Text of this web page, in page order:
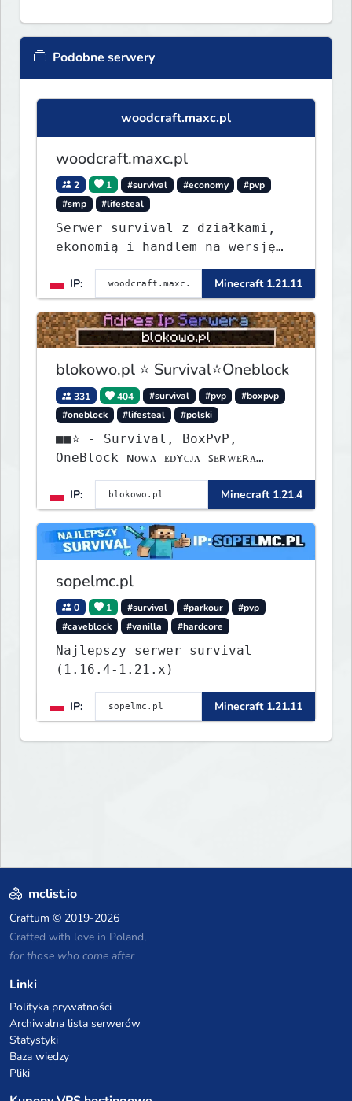
Podobne serwery
woodcraft.maxc.pl
woodcraft.maxc.pl
2 1 #survival #economy
#pvp
#smp
#lifesteal
Serwer survival z działkami,
ekonomią i handlem na wersję
IP:
Minecraft 1.21.11
blokowo.pl ⭐ Survival⭐Oneblock
331 404 #survival #pvp
#boxpvp
#oneblock
#lifesteal #polski
■■⭐ - Survival, BoxPvP,
OneBlock ɴᴏᴡᴀ ᴇᴅʏᴄᴊᴀ ꜱᴇʀᴡᴇʀᴀ
ᴡʏꜱᴛᴀʀᴛᴏᴡᴀʟᴀ!
IP:
Minecraft 1.21.4
sopelmc.pl
0 1 #survival #parkour
#pvp
#caveblock
#vanilla #hardcore
Najlepszy serwer survival
(1.16.4-1.21.x)
IP: Minecraft 1.21.11
mclist.io
Craftum © 2019-2026
Crafted with love in Poland,
for those who come after
Linki
Polityka prywatności
Archiwalna lista serwerów
Statystyki
Baza wiedzy
Pliki